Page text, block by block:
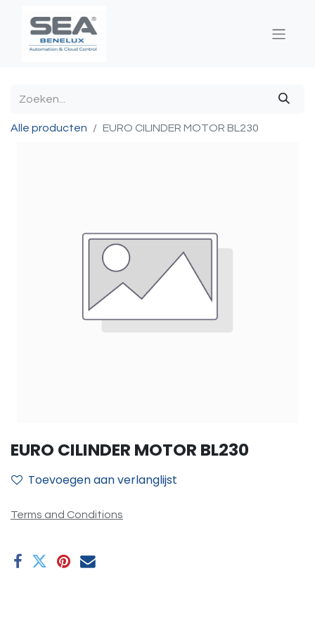
Alle producten EURO CILINDER MOTOR BL230
EURO CILINDER MOTOR BL230
Toevoegen aan verlanglijst
Terms and Conditions